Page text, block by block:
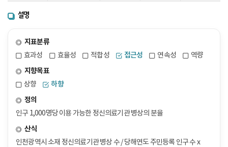
설명
지표분류
효과성
효율성 적합성 접근성 연속성
역량
지향목표
상향
하향
정의
인구 1,000명당 이용 가능한 정신의료기관 병상의 분율
산식
인천광역시 소재 정신의료기관 병상 수 / 당해연도 주민등록 인구 수 x